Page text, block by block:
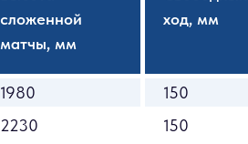
сложенной
матчы, мм
ход, мм
1980 150
2230 150